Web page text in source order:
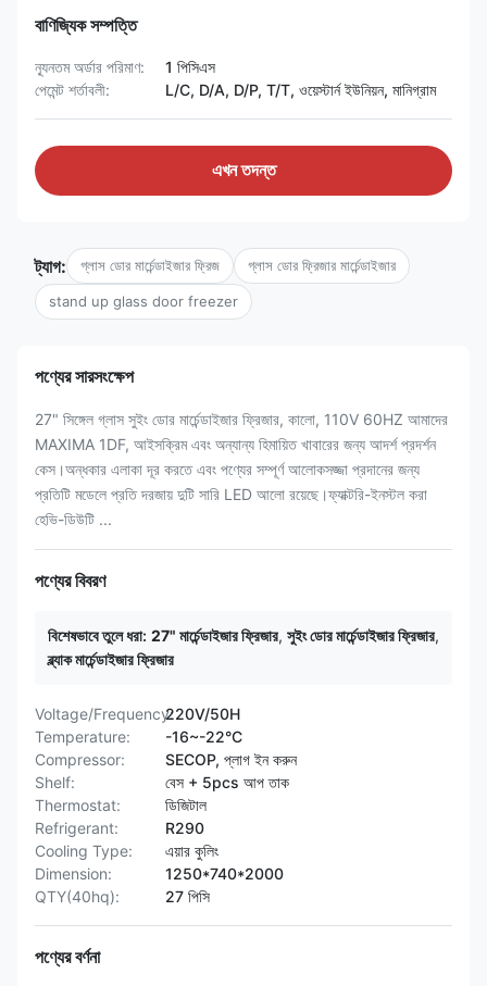
বাণিজ্যিক সম্পত্তি
ন্যূনতম অর্ডার পরিমাণ:
1 পিসিএস
পেমেন্ট শর্তাবলী:
L/C, D/A, D/P, T/T, ওয়েস্টার্ন ইউনিয়ন, মানিগ্রাম
এখন তদন্ত
ট্যাগ: গ্লাস ডোর মার্চেন্ডাইজার ফ্রিজ গ্লাস ডোর ফ্রিজার মার্চেন্ডাইজার
stand up glass door freezer
পণ্যের সারসংক্ষেপ
27" সিঙ্গেল গ্লাস সুইং ডোর মার্চেন্ডাইজার ফ্রিজার, কালো, 110V 60HZ আমাদের
MAXIMA 1DF, আইসক্রিম এবং অন্যান্য হিমায়িত খাবারের জন্য আদর্শ প্রদর্শন
কেস।অন্ধকার এলাকা দূর করতে এবং পণ্যের সম্পূর্ণ আলোকসজ্জা প্রদানের জন্য
প্রতিটি মডেলে প্রতি দরজায় দুটি সারি LED আলো রয়েছে।ফ্যাক্টরি-ইনস্টল করা
হেভি-ডিউটি ...
পণ্যের বিবরণ
বিশেষভাবে তুলে ধরা: 27" মার্চেন্ডাইজার ফ্রিজার, সুইং ডোর মার্চেন্ডাইজার ফ্রিজার,
ব্ল্যাক মার্চেন্ডাইজার ফ্রিজার
Voltage/Frequency:220V/50H
Temperature:
-16~-22°C
Compressor:
SECOP, প্লাগ ইন করুন
Shelf:
বেস + 5pcs আপ তাক
Thermostat:
ডিজিটাল
Refrigerant:
R290
Cooling Type:
এয়ার কুলিং
Dimension:
1250*740*2000
QTY(40hq):
27 পিসি
পণ্যের বর্ণনা